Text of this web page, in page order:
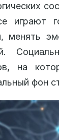
играют
менять
на
фон